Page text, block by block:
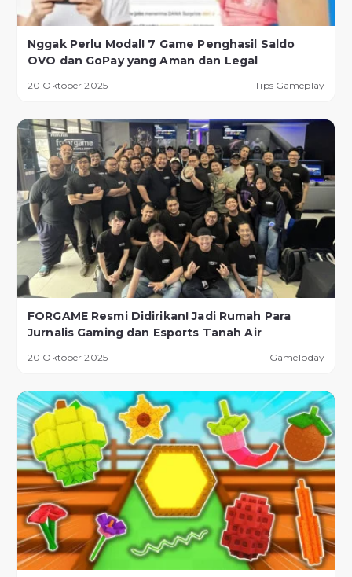
Nggak Perlu Modal! 7 Game Penghasil Saldo
OVO dan GoPay yang Aman dan Legal
20 Oktober 2025 Tips Gameplay
FORGAME Resmi Didirikan! Jadi Rumah Para
Jurnalis Gaming dan Esports Tanah Air
20 Oktober 2025 GameToday